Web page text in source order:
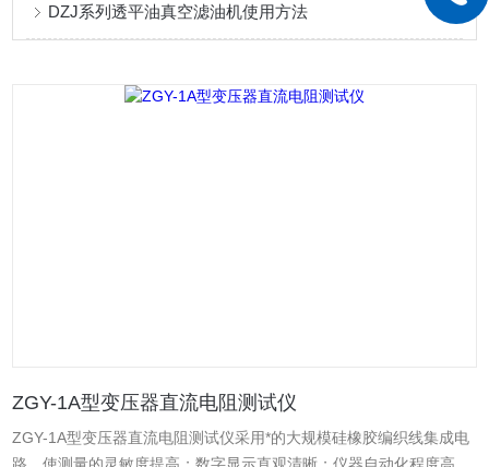
DZJ系列透平油真空滤油机使用方法
ZGY-1A型变压器直流电阻测试仪
ZGY-1A型变压器直流电阻测试仪采用*的大规模硅橡胶编织线集成电